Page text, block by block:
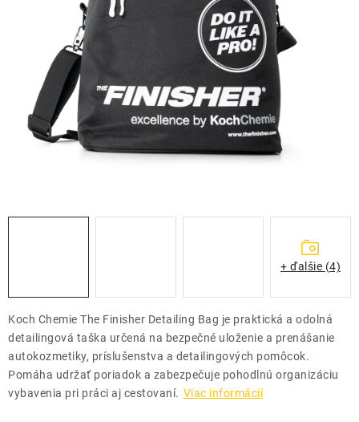
ČISTENIE A ÚDRŽBA LODÍ
ZNAČKY
Koch Chemie The Finisher Detailing Bag je praktická a odolná
detailingová taška určená na bezpečné uloženie a prenášanie
autokozmetiky, príslušenstva a detailingových pomôcok.
Pomáha udržať poriadok a zabezpečuje pohodlnú organizáciu
vybavenia pri práci aj cestovaní. Viac informácií
+ ďalšie (4)